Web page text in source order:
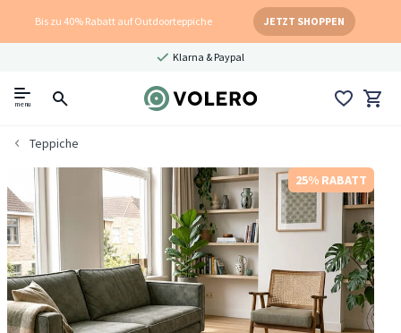
Bis zu 40% Rabatt auf Outdoorteppiche JETZT SHOPPEN
Klarna & Paypal
menu
Teppiche
25% RABATT